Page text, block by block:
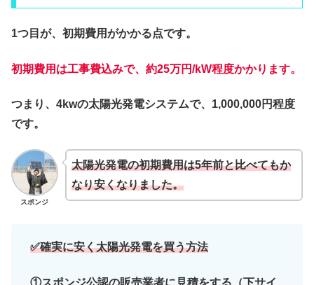
1つ目が、初期費用がかかる点です。
初期費用は工事費込みで、約25万円/kW程度かかります。
つまり、4kwの太陽光発電システムで、1,000,000円程度
です。
スポンジ
太陽光発電の初期費用は5年前と比べてもか
なり安くなりました。
✅確実に安く太陽光発電を買う方法
①スポンジ公認の販売業者に見積をする（下サイ